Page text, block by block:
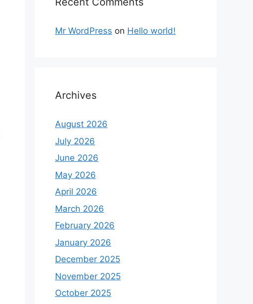
Mr WordPress on Hello world!
Archives
August 2026
July 2026
June 2026
May 2026
April 2026
March 2026
February 2026
January 2026
December 2025
November 2025
October 2025